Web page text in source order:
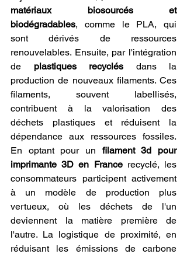
matériaux biosourcés et
biodégradables, comme le PLA, qui
sont dérivés de ressources
renouvelables. Ensuite, par l'intégration
de plastiques recyclés dans la
production de nouveaux filaments. Ces
filaments, souvent labellisés,
contribuent à la valorisation des
déchets plastiques et réduisent la
dépendance aux ressources fossiles.
En optant pour un filament 3d pour
imprimante 3D en France recyclé, les
consommateurs participent activement
à un modèle de production plus
vertueux, où les déchets de l'un
deviennent la matière première de
l'autre. La logistique de proximité, en
réduisant les émissions de carbone